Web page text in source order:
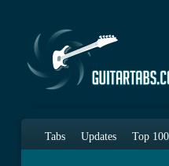
Tabs Updates Top 100